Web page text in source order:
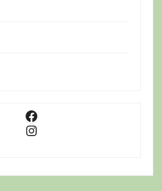
Facebook
Instagram